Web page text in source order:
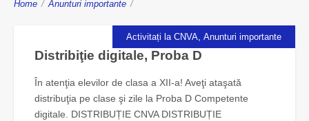
Home / Anunturi importante /
Activitați la CNVA Anunturi importante
Distribiţie digitale, Proba D
În atenţia elevilor de clasa a XII-a! Aveţi ataşată
distribuţia pe clase şi zile la Proba D Competente
digitale. DISTRIBUȚIE CNVA DISTRIBUȚIE